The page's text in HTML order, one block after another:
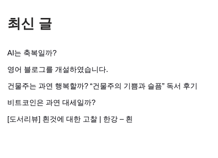
최신 글
AI는 축복일까?
영어 블로그를 개설하였습니다.
건물주는 과연 행복할까? “건물주의 기쁨과 슬픔” 독서 후기
비트코인은 과연 대세일까?
[도서리뷰] 흰것에 대한 고찰 | 한강 – 흰